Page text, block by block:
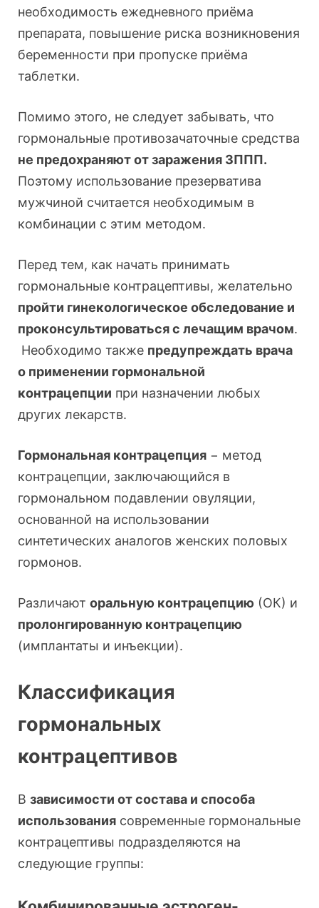
необходимость ежедневного приёма
препарата, повышение риска возникновения
беременности при пропуске приёма
таблетки.
Помимо этого, не следует забывать, что
гормональные противозачаточные средства
не предохраняют от заражения ЗППП.
Поэтому использование презерватива
мужчиной считается необходимым в
комбинации с этим методом.
Перед тем, как начать принимать
гормональные контрацептивы, желательно
пройти гинекологическое обследование и
проконсультироваться с лечащим врачом.
Необходимо также предупреждать врача
о применении гормональной
контрацепции при назначении любых
других лекарств.
Гормональная контрацепция − метод
контрацепции, заключающийся в
гормональном подавлении овуляции,
основанной на использовании
синтетических аналогов женских половых
гормонов.
Различают оральную контрацепцию (ОК) и
пролонгированную контрацепцию
(имплантаты и инъекции).
Классификация
гормональных
контрацептивов
В зависимости от состава и способа
использования современные гормональные
контрацептивы подразделяются на
следующие группы: